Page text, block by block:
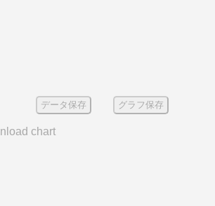
データ保存 グラフ保存
chart